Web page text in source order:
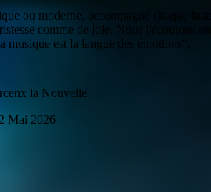
ou moderne, accompagne chaque
comme de joie. Nous l'écoutons
est la langue des émotions".
la Nouvelle
Mai 2026